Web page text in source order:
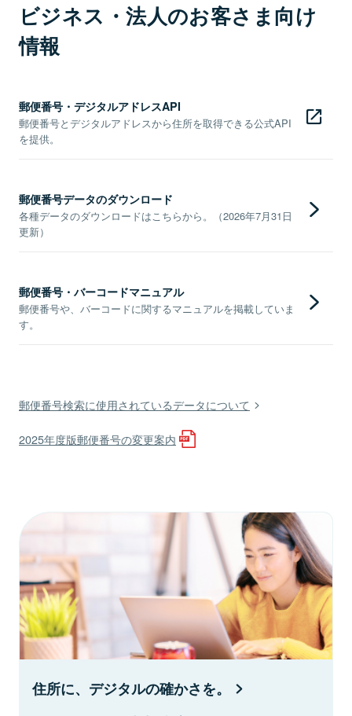
ビジネス・法人のお客さま向け
情報
郵便番号・デジタルアドレスAPI
郵便番号とデジタルアドレスから住所を取得できる公式API
を提供。
郵便番号データのダウンロード
各種データのダウンロードはこちらから。（2026年7月31日
更新）
郵便番号・バーコードマニュアル
郵便番号や、バーコードに関するマニュアルを掲載していま
す。
郵便番号検索に使用されているデータについて
2025年度版郵便番号の変更案内
住所に、デジタルの確かさを。